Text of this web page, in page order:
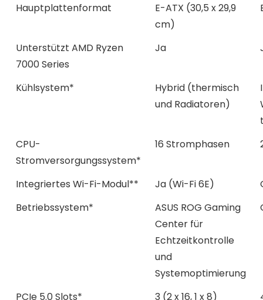
Hauptplattenformat
E-ATX (30,5 x 29,9
cm)
Unterstützt AMD Ryzen
7000 Series
Ja
Kühlsystem*
Hybrid (thermisch
und Radiatoren)
CPU-
Stromversorgungssystem*
16 Stromphasen
Integriertes Wi-Fi-Modul** Ja (Wi-Fi 6E)
Betriebssystem*
ASUS ROG Gaming
Center für
Echtzeitkontrolle
und
Systemoptimierung
PCIe 5.0 Slots* 3 (2 x 16, 1 x 8)